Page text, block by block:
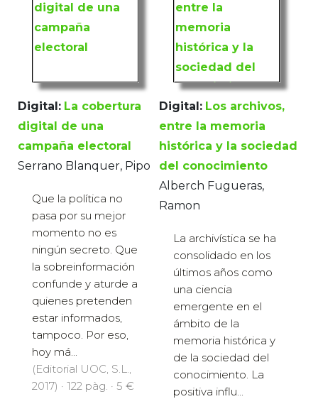
Digital: La cobertura
digital de una
campaña electoral
Serrano Blanquer, Pipo
Que la política no
pasa por su mejor
momento no es
ningún secreto. Que
la sobreinformación
confunde y aturde a
quienes pretenden
estar informados,
tampoco. Por eso,
hoy má...
(Editorial UOC, S.L.,
2017) · 122 pàg. · 5 €
Digital: Los archivos,
entre la memoria
histórica y la sociedad
del conocimiento
Alberch Fugueras,
Ramon
La archivística se ha
consolidado en los
últimos años como
una ciencia
emergente en el
ámbito de la
memoria histórica y
de la sociedad del
conocimiento. La
positiva influ...